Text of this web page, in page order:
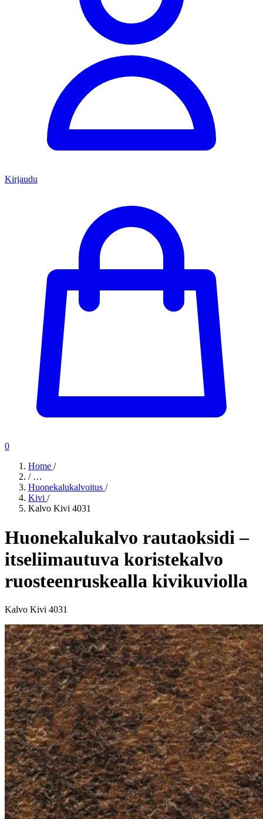
Kirjaudu
0
Home /
/ …
Huonekalukalvoitus /
Kivi /
Kalvo Kivi 4031
Huonekalukalvo rautaoksidi –
itseliimautuva koristekalvo
ruosteenruskealla kivikuviolla
Kalvo Kivi 4031